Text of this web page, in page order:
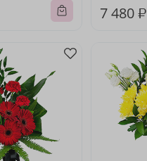
7 480 ₽